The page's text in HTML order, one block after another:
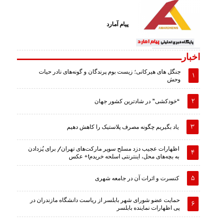
پیام آمارد
اخبار
جنگل های هیرکانی؛ زیست بوم پرندگان و گونه‌های نادر حیات
وحش
“خودکشی” در شادترین کشور جهان
یاد بگیریم چگونه مصرف پلاستیک را کاهش دهیم
اظهارات عجیب دزد مسلح سوپر مارکت‌های تهران/ برای پُزدادن
به بچه‌های محل، اینترنتی اسلحه خریدم!+ عکس
کنسرت و اثرات آن در جامعه شهری
حمایت عضو شورای شهر بابلسر از ریاست دانشگاه مازندران در
پی اظهارات نماینده بابلسر